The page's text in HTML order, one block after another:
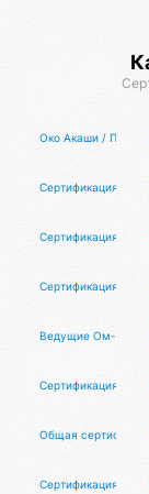
Око Акаши /
Сертификация
Сертификация
Сертификация
Ведущие Ом-
Сертификация
Общая
Сертификация